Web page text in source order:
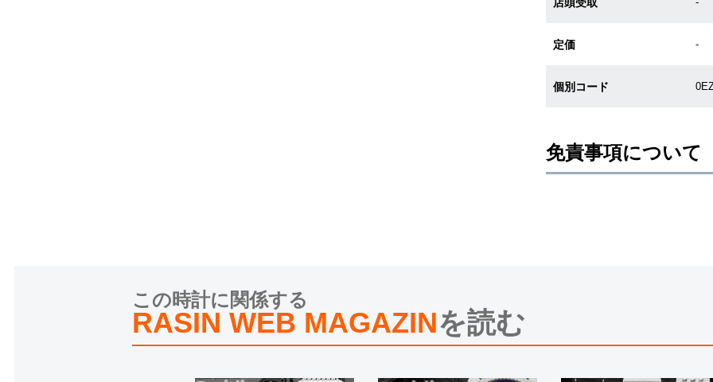
定価 -
個別コード
免責事項について
※当店では店頭販売も行っており
この時計に関係する
RASIN WEB MAGAZINを読む